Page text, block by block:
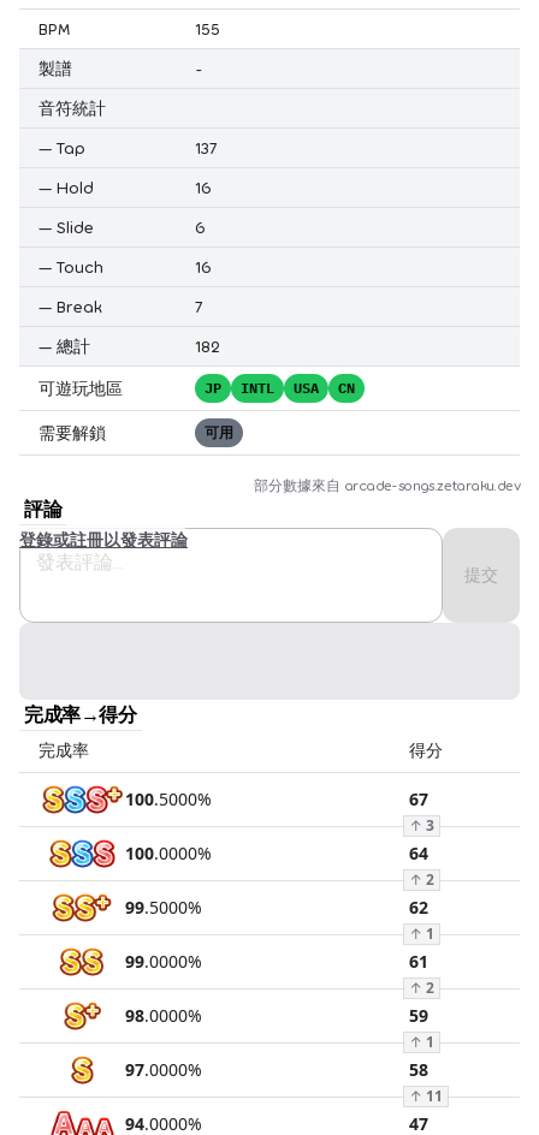
BPM
155
製譜
-
音符統計
— Tap
137
— Hold
16
— Slide
6
— Touch
16
— Break
7
— 總計 182
可遊玩地區 JP INTL USA CN
需要解鎖 可用
部分數據來自 arcade-songs.zetaraku.dev
評論
提交
登錄或註冊以發表評論
完成率→得分
完成率 得分
100.5000% 67
↑ 3
100.0000% 64
↑ 2
99.5000% 62
↑ 1
99.0000% 61
↑ 2
98.0000% 59
↑ 1
97.0000% 58
↑ 11
94.0000% 47